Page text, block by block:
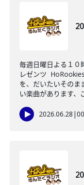
毎週日曜日よる１０
レゼンツ
を、だいたいそのま
い楽曲があります、
2026.06.28 |